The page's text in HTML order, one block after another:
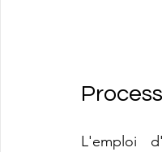
L'emploi